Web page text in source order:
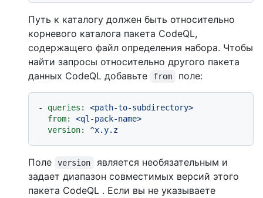
Путь к каталогу должен быть относительно
корневого каталога пакета CodeQL,
содержащего файл определения набора. Чтобы
найти запросы относительно другого пакета
данных CodeQL добавьте
from поле:
- queries:
<path-to-subdirectory>
from:
<ql-pack-name>
version:
^x.y.z
Поле version
является необязательным и
задает диапазон совместимых версий этого
пакета CodeQL . Если вы не указываете